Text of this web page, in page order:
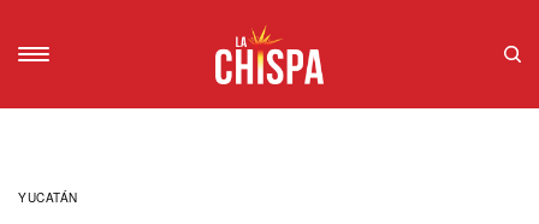
YUCATÁN